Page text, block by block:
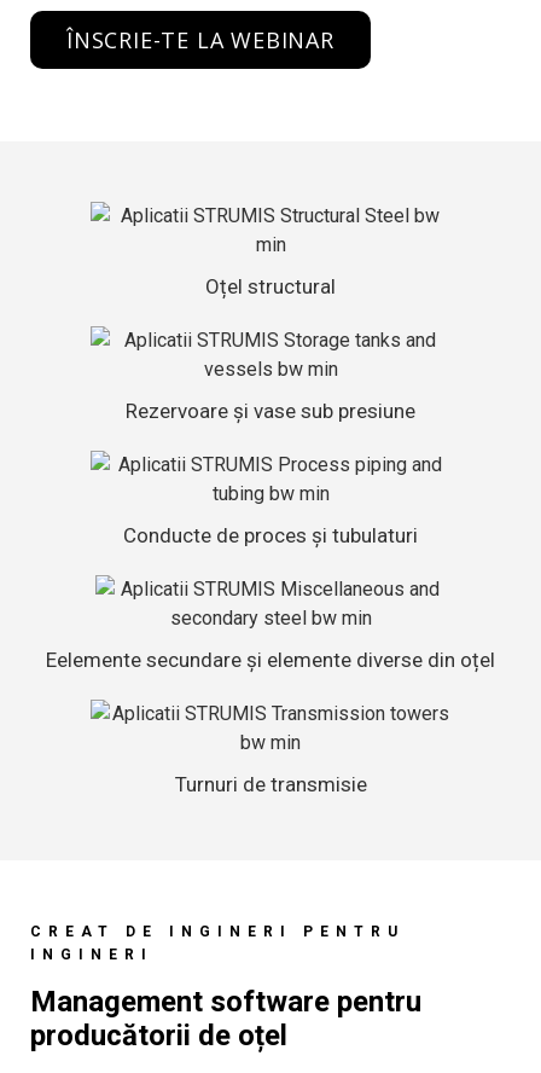
ÎNSCRIE-TE LA WEBINAR
Oțel structural
Rezervoare și vase sub presiune
Conducte de proces și tubulaturi
Eelemente secundare și elemente diverse din oțel
Turnuri de transmisie
CREAT DE INGINERI PENTRU
INGINERI
Management software pentru
producătorii de oțel